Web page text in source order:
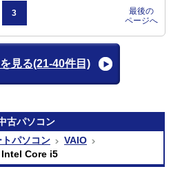
3
最後の
ページへ
見る(21-40件目)
古パソコン
パソコン
VAIO
Core i5